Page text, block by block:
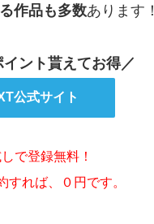
作品も多数あります！
ント貰えてお得／
公式サイト
で登録無料！
すれば、０円です。